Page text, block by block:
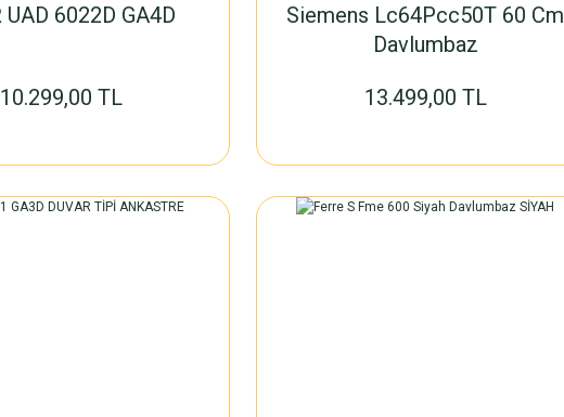
UAD 6022D GA4D
10.299,00 TL
Siemens Lc64Pcc50T 60 Cm
Davlumbaz
13.499,00 TL